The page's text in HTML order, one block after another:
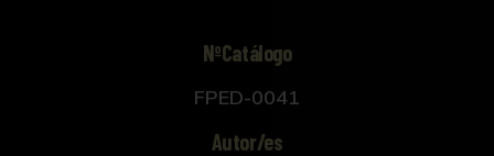
NºCatálogo
FPED-0041
Autor/es